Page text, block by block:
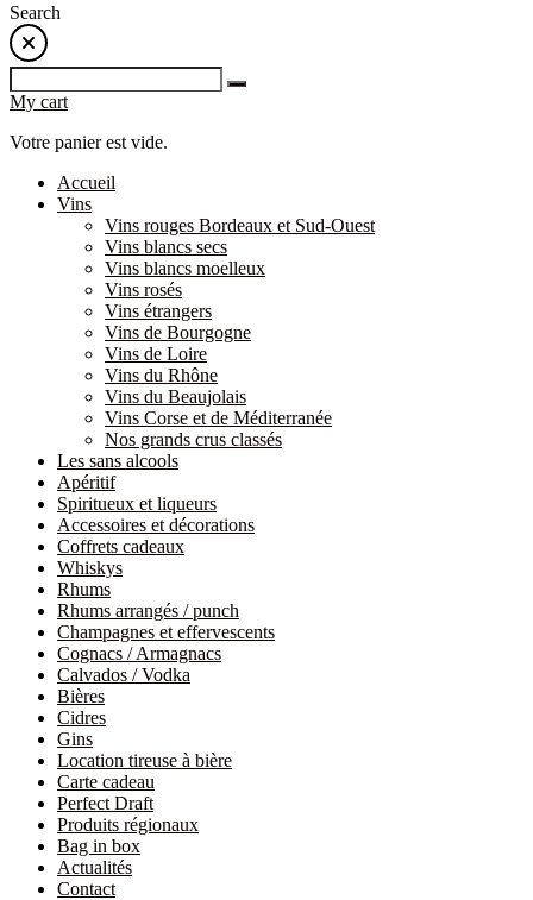
Search
My cart
Votre panier est vide.
Accueil
Vins
Vins rouges Bordeaux et Sud-Ouest
Vins blancs secs
Vins blancs moelleux
Vins rosés
Vins étrangers
Vins de Bourgogne
Vins de Loire
Vins du Rhône
Vins du Beaujolais
Vins Corse et de Méditerranée
Nos grands crus classés
Les sans alcools
Apéritif
Spiritueux et liqueurs
Accessoires et décorations
Coffrets cadeaux
Whiskys
Rhums
Rhums arrangés / punch
Champagnes et effervescents
Cognacs / Armagnacs
Calvados / Vodka
Bières
Cidres
Gins
Location tireuse à bière
Carte cadeau
Perfect Draft
Produits régionaux
Bag in box
Actualités
Contact